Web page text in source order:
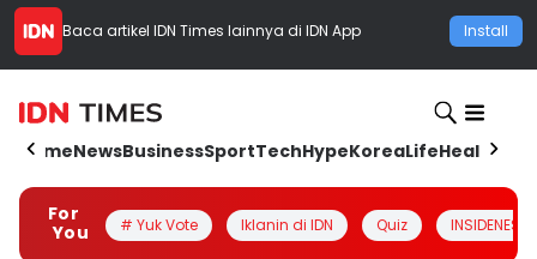
Baca artikel IDN Times lainnya di IDN App Install
HomeNewsBusinessSportTechHypeKoreaLifeHealth
For
You
# Yuk Vote Iklanin di IDN Quiz INSIDENESIA